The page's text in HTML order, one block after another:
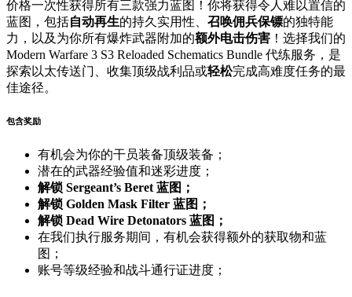
价格一次性获得所有三款强力蓝图！你将获得令人难以置信的
蓝图，包括自动再生的持久实用性、 召唤佣兵保镖的独特能
力，以及为你所有爆炸武器附加的额外电击伤害 ！选择我们的
Modern Warfare 3 S3 Reloaded Schematics Bundle 代练服务，是
探索以太传送门、收集顶级战利品或轻松完成高难度任务的最
佳途径。
包含奖励
有机会为你的干员装备顶级装备；
潜在的武器经验值和迷彩进度；
解锁 Sergeant’s Beret 蓝图；
解锁 Golden Mask Filter 蓝图；
解锁 Dead Wire Detonators 蓝图；
在我们执行服务期间，有机会获得额外的获取物和蓝
图；
账号等级经验和战斗通行证进度；